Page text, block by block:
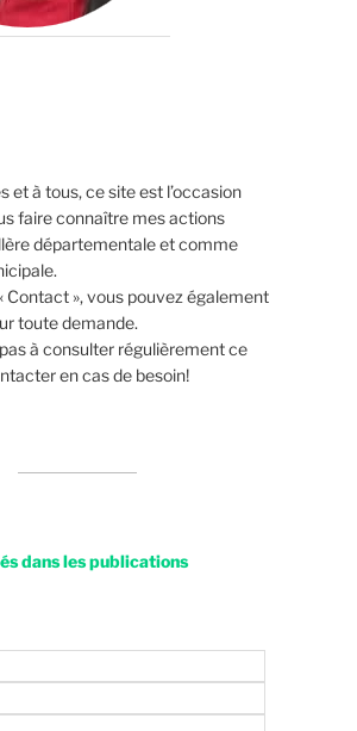
et à tous, ce site est l’occasion
faire connaître mes actions
départementale et comme
Contact », vous pouvez également
toute demande.
à consulter régulièrement ce
en cas de besoin!
dans les publications